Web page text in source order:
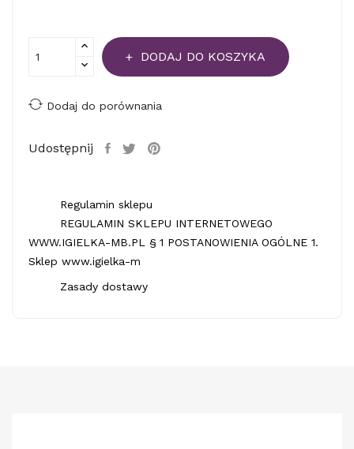
DODAJ DO KOSZYKA
Dodaj do porównania
Udostępnij
Regulamin sklepu
REGULAMIN SKLEPU INTERNETOWEGO
WWW.IGIELKA-MB.PL § 1 POSTANOWIENIA OGÓLNE 1.
Sklep www.igielka-m
Zasady dostawy